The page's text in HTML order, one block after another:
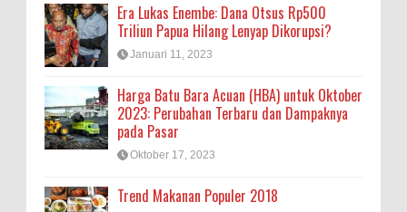
Era Lukas Enembe: Dana Otsus Rp500
Triliun Papua Hilang Lenyap Dikorupsi?
Januari 11, 2023
Harga Batu Bara Acuan (HBA) untuk Oktober
2023: Perubahan Terbaru dan Dampaknya
pada Pasar
Oktober 17, 2023
Trend Makanan Populer 2018